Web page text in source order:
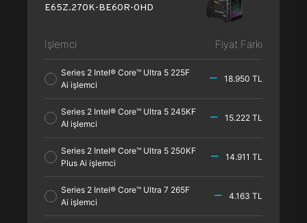
E65Z.270K-BE60R-0HD
İşlemci Fiyat Farkı
Series 2 Intel® Core™ Ultra 5 225F
Ai işlemci
18.950 TL
Series 2 Intel® Core™ Ultra 5 245KF
AI işlemci
15.222 TL
Series 2 Intel® Core™ Ultra 5 250KF
Plus Ai işlemci
14.911 TL
Series 2 Intel® Core™ Ultra 7 265F
Ai işlemci
4.163 TL